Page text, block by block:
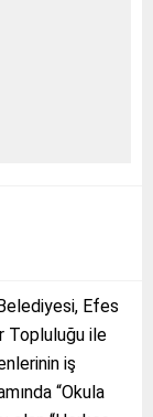
Efes
Topluluğu ile
iş
“Okula